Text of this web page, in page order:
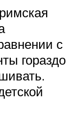
с
гораздо